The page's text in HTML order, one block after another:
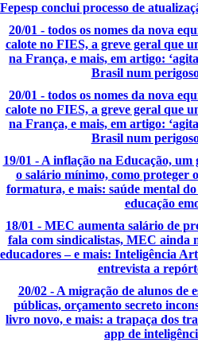
Fepesp conclui processo de
20/01 - todos os nomes da nova
calote no FIES, a greve geral que
na França, e mais, em artigo:
Brasil num
20/01 - todos os nomes da nova
calote no FIES, a greve geral que
na França, e mais, em artigo:
Brasil num
19/01 - A inflação na Educação,
o salário mínimo, como proteger
formatura, e mais: saúde mental
educação
18/01 - MEC aumenta salário de
fala com sindicalistas, MEC ainda
educadores – e mais: Inteligência
entrevista a
20/02 - A migração de alunos de
públicas, orçamento secreto
livro novo, e mais: a trapaça dos
app de